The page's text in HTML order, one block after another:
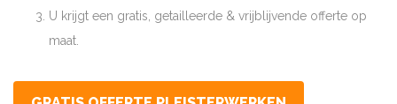
U krijgt een gratis, getailleerde & vrijblijvende offerte op
maat.